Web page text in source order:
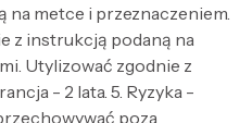
metce i przeznaczeniem.
z instrukcją podaną na
Utylizować zgodnie z
- 2 lata. 5. Ryzyka -
poza